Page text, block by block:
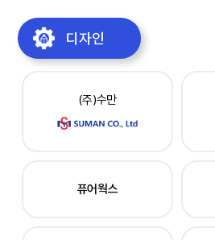
디자인
(주)수만
퓨어웍스